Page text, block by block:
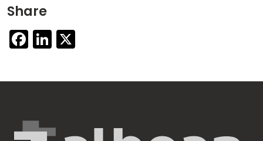
Share
Facebook
LinkedIn